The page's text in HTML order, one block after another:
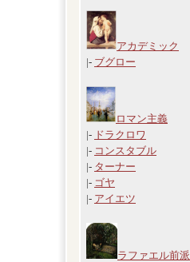
アカデミック
|- ブグロー
ロマン主義
|- ドラクロワ
|- コンスタブル
|- ターナー
|- ゴヤ
|- アイエツ
ラファエル前派